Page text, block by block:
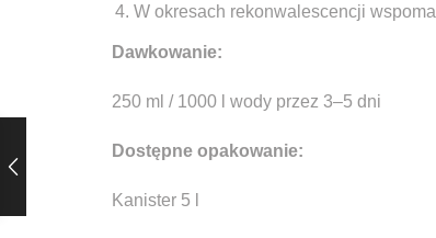
W okresach rekonwalescencji
Dawkowanie:
250 ml / 1000 l wody przez 3–5 dni
Dostępne opakowanie:
Kanister 5 l